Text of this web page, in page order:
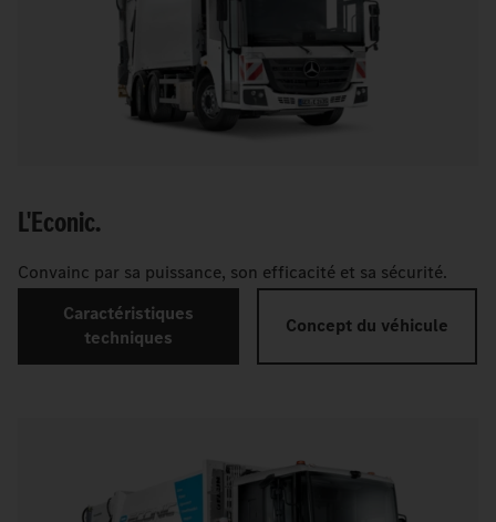
L'Econic.
Convainc par sa puissance, son efficacité et sa sécurité.
Caractéristiques
techniques
Concept du véhicule